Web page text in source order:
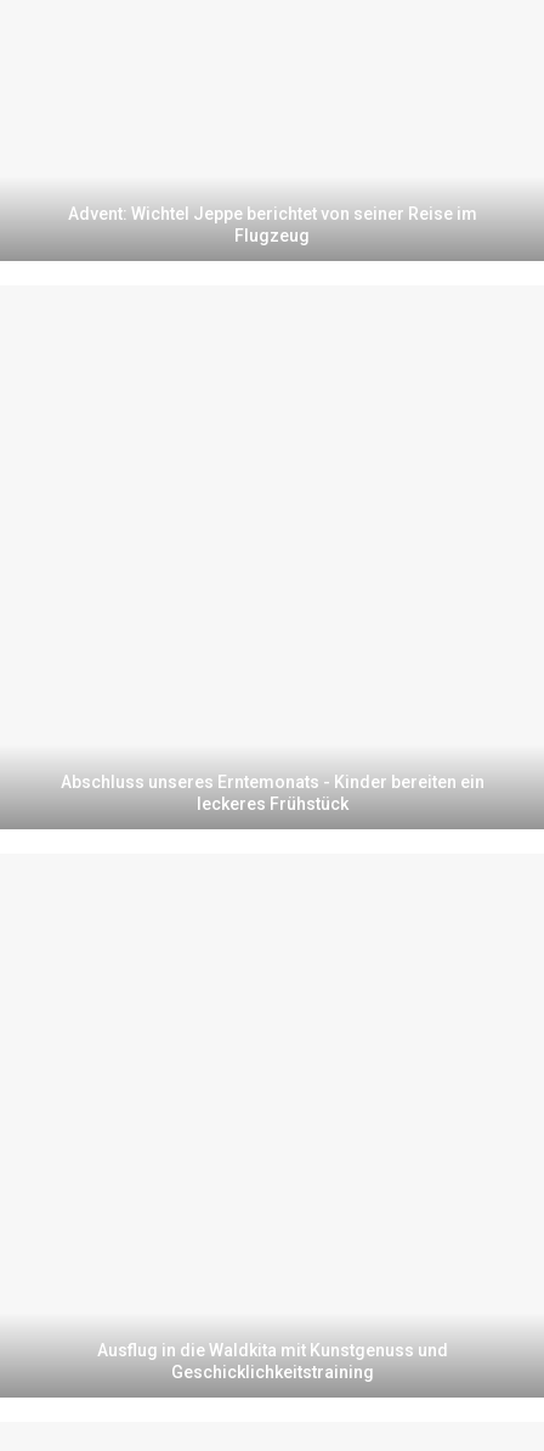
Advent: Wichtel Jeppe berichtet von seiner Reise im
Flugzeug
Abschluss unseres Erntemonats - Kinder bereiten ein
leckeres Frühstück
Ausflug in die Waldkita mit Kunstgenuss und
Geschicklichkeitstraining